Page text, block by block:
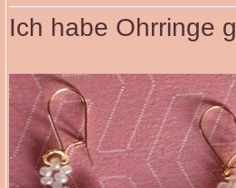
Ich habe Ohrringe